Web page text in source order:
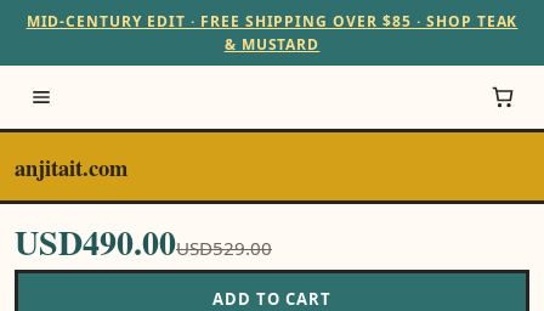
MID-CENTURY EDIT · FREE SHIPPING OVER $85 · SHOP TEAK
& MUSTARD
anjitait.com
USD490.00USD529.00
ADD TO CART